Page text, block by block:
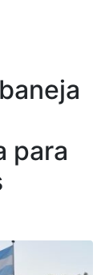
para